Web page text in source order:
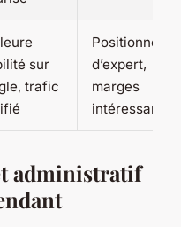
sur
trafic
d’expert,
marges
intéressantes
administratif